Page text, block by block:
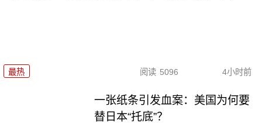
最热 阅读 5096 4小时前
一张纸条引发血案：美国为何要
替日本“托底”？